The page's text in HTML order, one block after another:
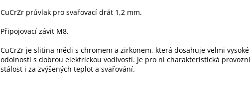
CuCrZr průvlak pro svařovací drát 1,2 mm.
Připojovací závit M8.
CuCrZr je slitina mědi s chromem a zirkonem, která dosahuje velmi vysoké
odolnosti s dobrou elektrickou vodivostí. Je pro ni charakteristická provozní
stálost i za zvýšených teplot a svařování.